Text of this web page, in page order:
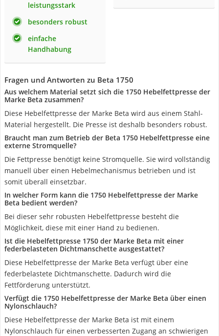
leistungsstark
besonders robust
einfache
Handhabung
Fragen und Antworten zu Beta 1750
Aus welchem Material setzt sich die 1750 Hebelfettpresse der
Marke Beta zusammen?
Diese Hebelfettpresse der Marke Beta wird aus einem Stahl-
Material hergestellt. Die Presse ist deshalb besonders robust.
Braucht man zum Betrieb der Beta 1750 Hebelfettpresse eine
externe Stromquelle?
Die Fettpresse benötigt keine Stromquelle. Sie wird vollständig
manuell über einen Hebelmechanismus betrieben und ist
somit überall einsetzbar.
In welcher Form kann die 1750 Hebelfettpresse der Marke
Beta bedient werden?
Bei dieser sehr robusten Hebelfettpresse besteht die
Möglichkeit, diese mit einer Hand zu bedienen.
Ist die Hebelfettpresse 1750 der Marke Beta mit einer
federbelasteten Dichtmanschette ausgestattet?
Diese Hebelfettpresse der Marke Beta verfügt über eine
federbelastete Dichtmanschette. Dadurch wird die
Fettförderung unterstützt.
Verfügt die 1750 Hebelfettpresse der Marke Beta über einen
Nylonschlauch?
Diese Hebelfettpresse der Marke Beta ist mit einem
Nylonschlauch für einen verbesserten Zugang an schwierigen